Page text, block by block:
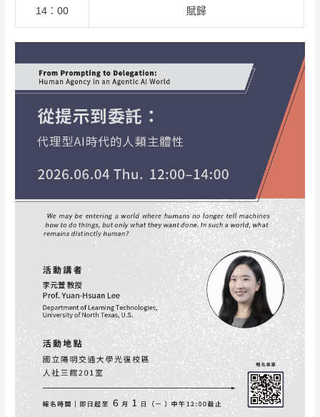
14：00 賦歸